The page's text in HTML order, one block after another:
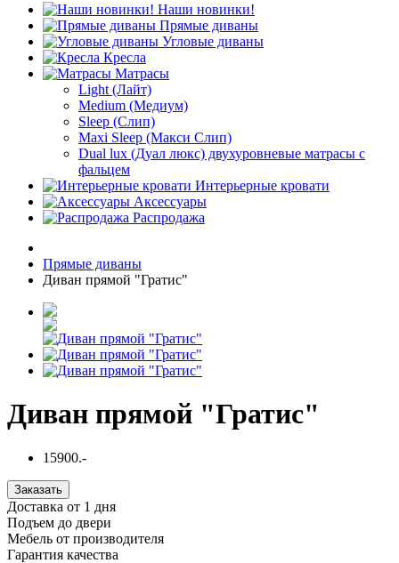
Наши новинки!
Прямые диваны
Угловые диваны
Кресла
Матрасы
Light (Лайт)
Medium (Медиум)
Sleep (Слип)
Maxi Sleep (Макси Слип)
Dual lux (Дуал люкс) двухуровневые матрасы с
фальцем
Интерьерные кровати
Аксессуары
Распродажа
Прямые диваны
Диван прямой "Гратис"
Диван прямой "Гратис"
15900.-
Заказать
Доставка от 1 дня
Подъем до двери
Мебель от производителя
Гарантия качества